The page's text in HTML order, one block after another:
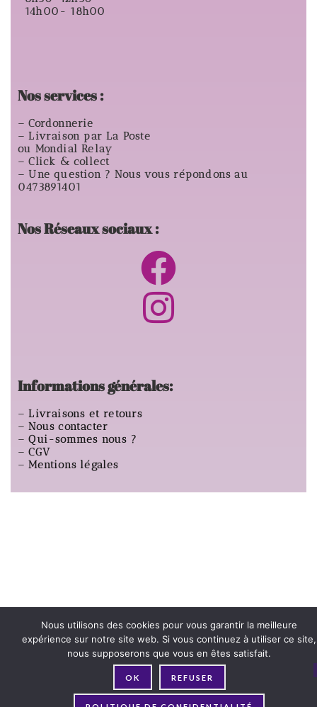
14h00- 18h00
Nos services :
– Cordonnerie
– Livraison par La Poste
ou Mondial Relay
– Click & collect
– Une question ? Nous vous répondons au
0473891401
Nos Réseaux sociaux :
Informations générales:
–Livraisons et retours
–Nous contacter
–Qui-sommes nous ?
–CGV
–Mentions légales
Nous utilisons des cookies pour vous garantir la meilleure
expérience sur notre site web. Si vous continuez à utiliser ce site,
nous supposerons que vous en êtes satisfait.
OK REFUSER